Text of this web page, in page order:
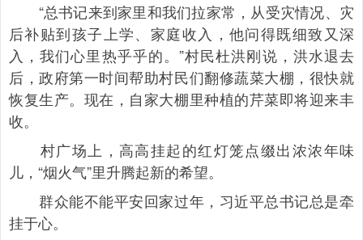
“总书记来到家里和我们拉家常，从受灾情况、灾
后补贴到孩子上学、家庭收入，他问得既细致又深
入，我们心里热乎乎的。”村民杜洪刚说，洪水退去
后，政府第一时间帮助村民们翻修蔬菜大棚，很快就
恢复生产。现在，自家大棚里种植的芹菜即将迎来丰
收。
村广场上，高高挂起的红灯笼点缀出浓浓年味
儿，“烟火气”里升腾起新的希望。
群众能不能平安回家过年，习近平总书记总是牵
挂于心。